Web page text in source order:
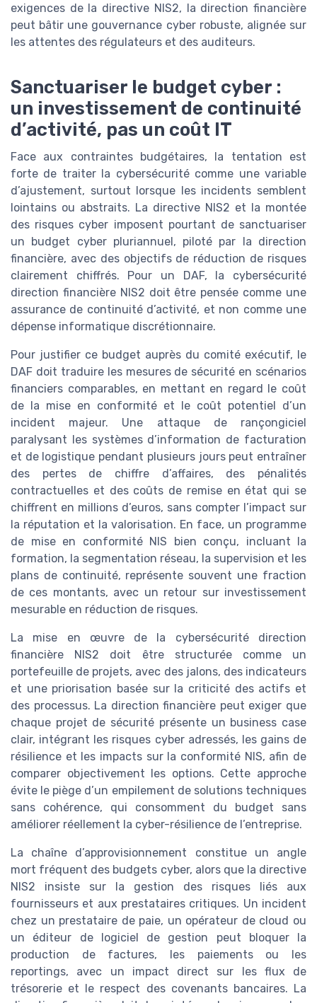
exigences de la directive NIS2, la direction financière
peut bâtir une gouvernance cyber robuste, alignée sur
les attentes des régulateurs et des auditeurs.
Sanctuariser le budget cyber :
un investissement de continuité
d’activité, pas un coût IT
Face aux contraintes budgétaires, la tentation est
forte de traiter la cybersécurité comme une variable
d’ajustement, surtout lorsque les incidents semblent
lointains ou abstraits. La directive NIS2 et la montée
des risques cyber imposent pourtant de sanctuariser
un budget cyber pluriannuel, piloté par la direction
financière, avec des objectifs de réduction de risques
clairement chiffrés. Pour un DAF, la cybersécurité
direction financière NIS2 doit être pensée comme une
assurance de continuité d’activité, et non comme une
dépense informatique discrétionnaire.
Pour justifier ce budget auprès du comité exécutif, le
DAF doit traduire les mesures de sécurité en scénarios
financiers comparables, en mettant en regard le coût
de la mise en conformité et le coût potentiel d’un
incident majeur. Une attaque de rançongiciel
paralysant les systèmes d’information de facturation
et de logistique pendant plusieurs jours peut entraîner
des pertes de chiffre d’affaires, des pénalités
contractuelles et des coûts de remise en état qui se
chiffrent en millions d’euros, sans compter l’impact sur
la réputation et la valorisation. En face, un programme
de mise en conformité NIS bien conçu, incluant la
formation, la segmentation réseau, la supervision et les
plans de continuité, représente souvent une fraction
de ces montants, avec un retour sur investissement
mesurable en réduction de risques.
La mise en œuvre de la cybersécurité direction
financière NIS2 doit être structurée comme un
portefeuille de projets, avec des jalons, des indicateurs
et une priorisation basée sur la criticité des actifs et
des processus. La direction financière peut exiger que
chaque projet de sécurité présente un business case
clair, intégrant les risques cyber adressés, les gains de
résilience et les impacts sur la conformité NIS, afin de
comparer objectivement les options. Cette approche
évite le piège d’un empilement de solutions techniques
sans cohérence, qui consomment du budget sans
améliorer réellement la cyber-résilience de l’entreprise.
La chaîne d’approvisionnement constitue un angle
mort fréquent des budgets cyber, alors que la directive
NIS2 insiste sur la gestion des risques liés aux
fournisseurs et aux prestataires critiques. Un incident
chez un prestataire de paie, un opérateur de cloud ou
un éditeur de logiciel de gestion peut bloquer la
production de factures, les paiements ou les
reportings, avec un impact direct sur les flux de
trésorerie et le respect des covenants bancaires. La